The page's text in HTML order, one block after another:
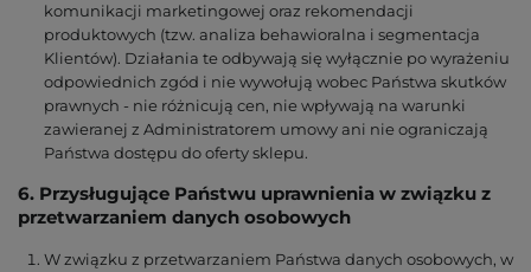
komunikacji marketingowej oraz rekomendacji
produktowych (tzw. analiza behawioralna i segmentacja
Klientów). Działania te odbywają się wyłącznie po wyrażeniu
odpowiednich zgód i nie wywołują wobec Państwa skutków
prawnych - nie różnicują cen, nie wpływają na warunki
zawieranej z Administratorem umowy ani nie ograniczają
Państwa dostępu do oferty sklepu.
6. Przysługujące Państwu uprawnienia w związku z
przetwarzaniem danych osobowych
W związku z przetwarzaniem Państwa danych osobowych, w